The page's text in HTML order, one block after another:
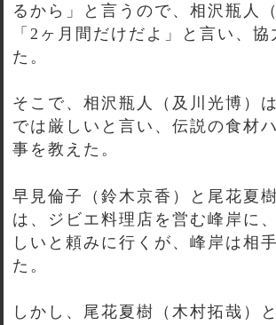
るから」と言うので、相沢瓶人
「2ヶ月間だけだよ」と言い、
た。
そこで、相沢瓶人（及川光博）
では厳しいと言い、伝説の食材
事を教えた。
早見倫子（鈴木京香）と尾花夏
は、ジビエ料理店を営む峰岸に
しいと頼みに行くが、峰岸は相
た。
しかし、尾花夏樹（木村拓哉）